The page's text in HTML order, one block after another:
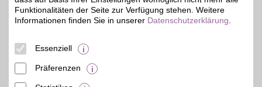
für Wohlbefinden und
ganzheitliche Gesundheit
Funktionalitäten der Seite zur Verfügung stehen. Weitere
Informationen finden Sie in unserer Datenschutzerklärung
Essenziell
Präferenzen